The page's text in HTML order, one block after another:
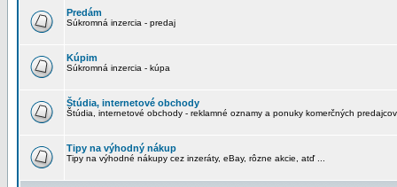
Predám
Súkromná inzercia - predaj
Kúpim
Súkromná inzercia - kúpa
Štúdia, internetové obchody
Štúdia, internetové obchody - reklamné oznamy a ponuky komerčných predajcov
Tipy na výhodný nákup
Tipy na výhodné nákupy cez inzeráty, eBay, rôzne akcie, atď ...